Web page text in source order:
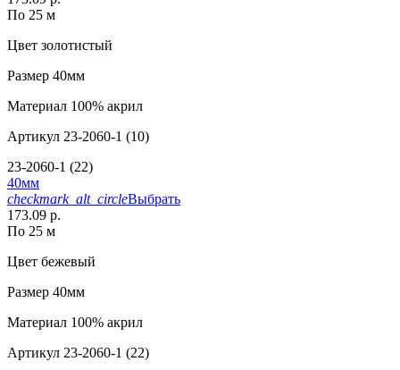
По 25 м
Цвет золотистый
Размер 40мм
Материал 100% акрил
Артикул 23-2060-1 (10)
23-2060-1 (22)
40мм
checkmark_alt_circleВыбрать
173.09 р.
По 25 м
Цвет бежевый
Размер 40мм
Материал 100% акрил
Артикул 23-2060-1 (22)